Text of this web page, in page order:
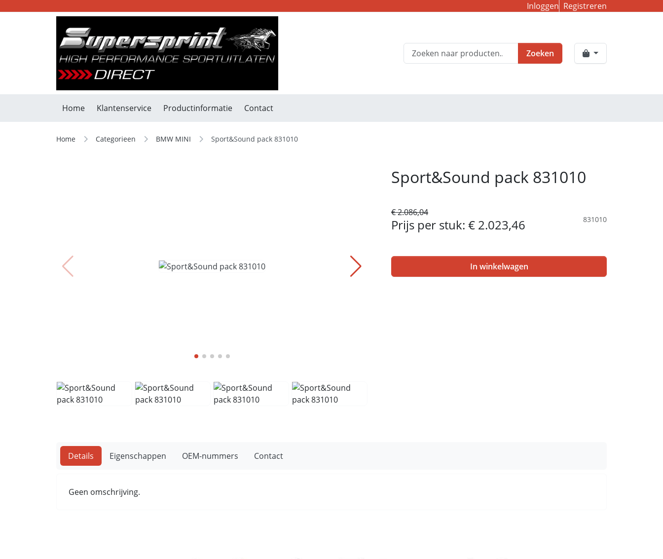
Inloggen Registreren
Zoeken
Home Klantenservice Productinformatie Contact
Home Categorieen BMW MINI Sport&Sound pack 831010
Sport&Sound pack 831010
€ 2.086,04
Prijs per stuk: € 2.023,46 831010
In winkelwagen
Details Eigenschappen OEM-nummers Contact
Geen omschrijving.